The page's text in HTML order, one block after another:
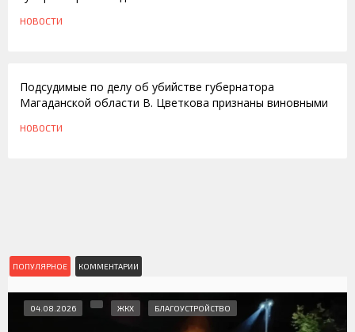
НОВОСТИ
Подсудимые по делу об убийстве губернатора
Магаданской области В. Цветкова признаны виновными
НОВОСТИ
ПОПУЛЯРНОЕ КОММЕНТАРИИ
04.08.2026 ЖКХ БЛАГОУСТРОЙСТВО